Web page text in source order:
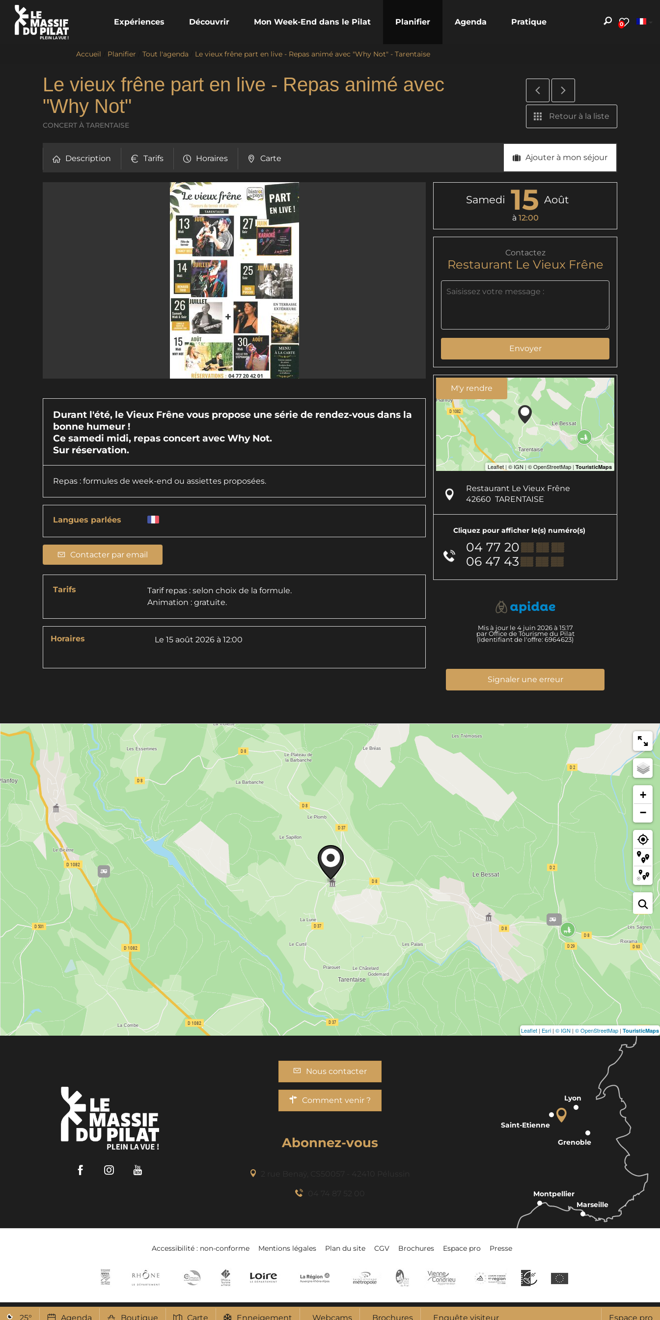
0
Expériences Découvrir Mon Week-End dans le Pilat Planifier Agenda Pratique
Accueil Planifier Tout l'agenda Le vieux frêne part en live - Repas animé avec "Why Not" - Tarentaise
Le vieux frêne part en live - Repas animé avec
"Why Not"
CONCERT À TARENTAISE
Retour à la liste
Description Tarifs Horaires Carte Ajouter à mon séjour
Durant l'été, le Vieux Frêne vous propose une série de rendez-vous dans la
bonne humeur !
Ce samedi midi, repas concert avec Why Not.
Sur réservation.
Repas : formules de week-end ou assiettes proposées.
Langues parlées
Contacter par email
Tarifs
Tarif repas : selon choix de la formule.
Animation : gratuite.
Horaires Le 15 août 2026 à 12:00
Samedi 15 Août
à 12:00
Contactez
Restaurant Le Vieux Frêne
Envoyer
M'y rendre
Restaurant Le Vieux Frêne
42660 TARENTAISE
Cliquez pour afficher le(s) numéro(s)
04 77 20▒▒ ▒▒ ▒▒
06 47 43▒▒ ▒▒ ▒▒
Mis à jour le 4 juin 2026 à 15:17
par Office de Tourisme du Pilat
(Identifiant de l'offre: 6964623)
Signaler une erreur
+
−
Leaflet | Esri | © IGN | © OpenStreetMap | TouristicMaps
25° Agenda Boutique Carte Enneigement Webcams Brochures Enquête visiteur Espace pro
FacebookInstagram
Nous contacter
Comment venir ?
Abonnez-vous
Lyon
Grenoble
Marseille
Montpellier
Saint-Etienne
Accessibilité : non-conforme Mentions légales Plan du site CGV Brochures Espace pro Presse